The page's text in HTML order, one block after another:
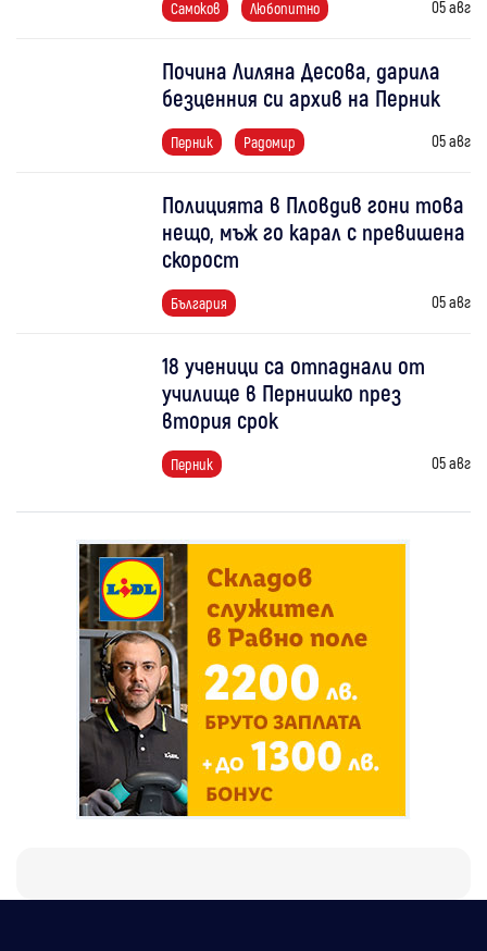
Самоков Любопитно 05 авг
Почина Лиляна Десова, дарила
безценния си архив на Перник
Перник Радомир 05 авг
Полицията в Пловдив гони това
нещо, мъж го карал с превишена
скорост
България 05 авг
18 ученици са отпаднали от
училище в Пернишко през
втория срок
Перник 05 авг